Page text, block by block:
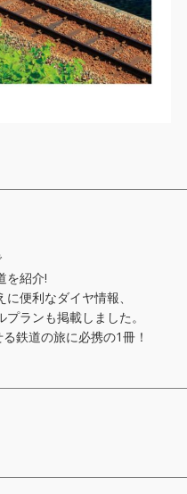
を紹介!
便利なダイヤ情報、
ランも掲載しました。
鉄道の旅に必携の1冊！